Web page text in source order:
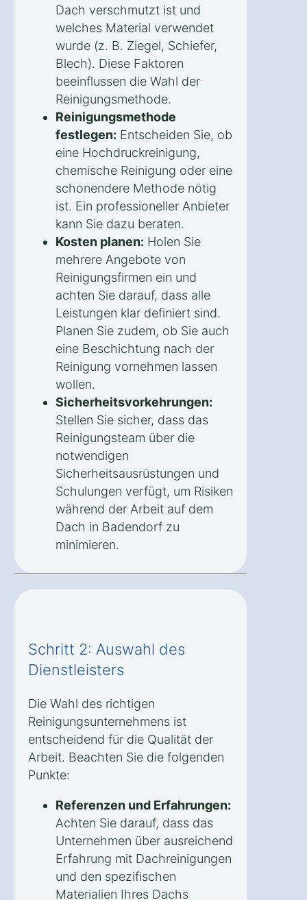
Dach verschmutzt ist und
welches Material verwendet
wurde (z. B. Ziegel, Schiefer,
Blech). Diese Faktoren
beeinflussen die Wahl der
Reinigungsmethode.
Reinigungsmethode
festlegen: Entscheiden Sie, ob
eine Hochdruckreinigung,
chemische Reinigung oder eine
schonendere Methode nötig
ist. Ein professioneller Anbieter
kann Sie dazu beraten.
Kosten planen: Holen Sie
mehrere Angebote von
Reinigungsfirmen ein und
achten Sie darauf, dass alle
Leistungen klar definiert sind.
Planen Sie zudem, ob Sie auch
eine Beschichtung nach der
Reinigung vornehmen lassen
wollen.
Sicherheitsvorkehrungen:
Stellen Sie sicher, dass das
Reinigungsteam über die
notwendigen
Sicherheitsausrüstungen und
Schulungen verfügt, um Risiken
während der Arbeit auf dem
Dach in Badendorf zu
minimieren.
Schritt 2: Auswahl des
Dienstleisters
Die Wahl des richtigen
Reinigungsunternehmens ist
entscheidend für die Qualität der
Arbeit. Beachten Sie die folgenden
Punkte:
Referenzen und Erfahrungen:
Achten Sie darauf, dass das
Unternehmen über ausreichend
Erfahrung mit Dachreinigungen
und den spezifischen
Materialien Ihres Dachs